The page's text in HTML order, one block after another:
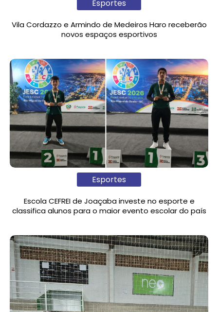
Esportes
Vila Cordazzo e Armindo de Medeiros Haro receberão
novos espaços esportivos
Esportes
Escola CEFREI de Joaçaba investe no esporte e
classifica alunos para o maior evento escolar do país